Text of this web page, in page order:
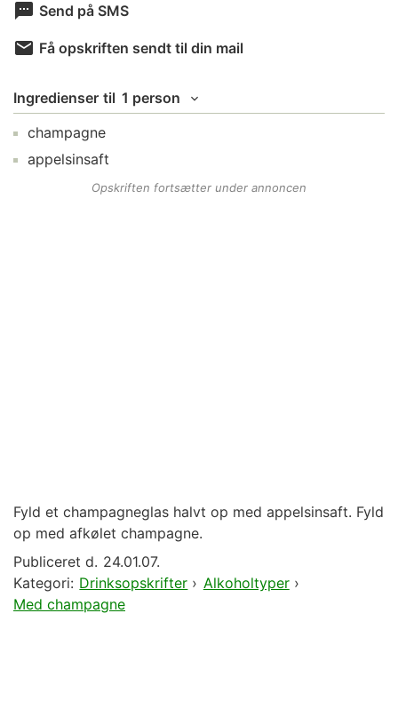
Send på SMS
Få opskriften sendt til din mail
Ingredienser til 1 person
champagne
appelsinsaft
Opskriften fortsætter under annoncen
Fyld et champagneglas halvt op med appelsinsaft. Fyld
op med afkølet champagne.
Publiceret d. 24.01.07.
Kategori: Drinksopskrifter › Alkoholtyper›
Med champagne